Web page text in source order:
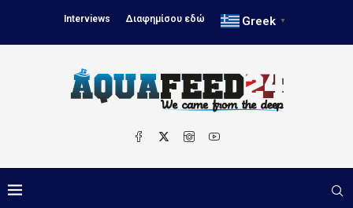
Interviews Διαφημίσου εδώ Greek ▼